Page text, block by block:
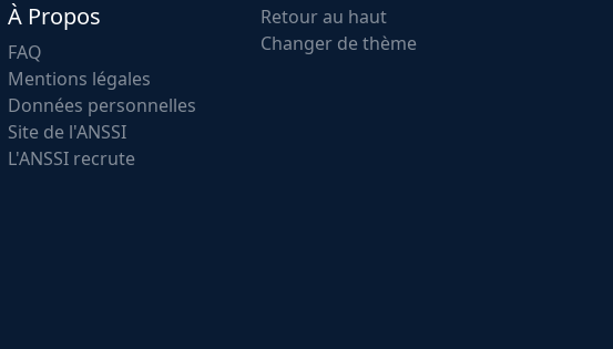
À Propos
FAQ
Mentions légales
Données personnelles
Site de l'ANSSI
L'ANSSI recrute
Retour au haut
Changer de thème